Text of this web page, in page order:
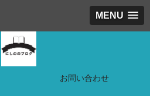
MENU
お問い合わせ